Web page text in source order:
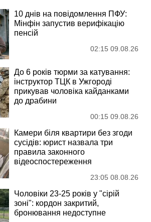
10 днів на повідомлення ПФУ:
Мінфін запустив верифікацію
пенсій
02:15 09.08.26
До 6 років тюрми за катування:
інструктор ТЦК в Ужгороді
прикував чоловіка кайданками
до драбини
00:15 09.08.26
Камери біля квартири без згоди
сусідів: юрист назвала три
правила законного
відеоспостереження
23:05 08.08.26
Чоловіки 23-25 років у "сірій
зоні": кордон закритий,
бронювання недоступне